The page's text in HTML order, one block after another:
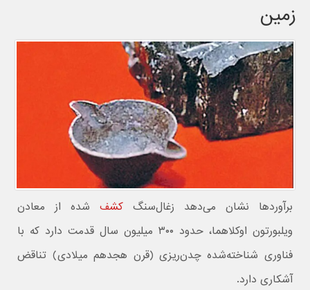
زمین
برآوردها نشان می‌دهد زغال‌سنگ کشف‌شده از معادن
ویلبورتون اوکلاهما، حدود ۳۰۰ میلیون سال قدمت دارد که با
فناوری شناخته‌شده چدن‌ریزی (قرن هجدهم میلادی) تناقض
آشکاری دارد.